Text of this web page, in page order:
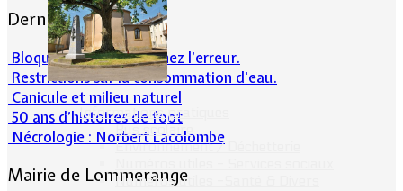
Informations pratiques
Bus scolaire
Environnement / Déchetterie
Numéros utiles -Santé & Divers
Dernières actualités
Bloqué en forêt. Cherchez l’erreur.
Restrictions sur la consommation d'eau.
Canicule et milieu naturel
50 ans d’histoires de foot
Nécrologie : Norbert Lacolombe
Mairie de Lommerange